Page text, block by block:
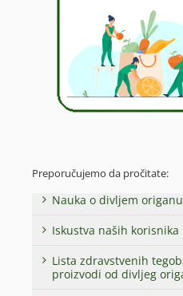
Preporučujemo da pročitate:
Nauka o divljem origanu
Iskustva naših korisnika
Lista zdravstvenih
proizvodi od divljeg